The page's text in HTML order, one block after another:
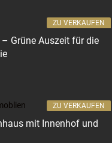
Grüne Auszeit für die
ZU VERKAUFEN
mit Innenhof und
ZU VERKAUFEN